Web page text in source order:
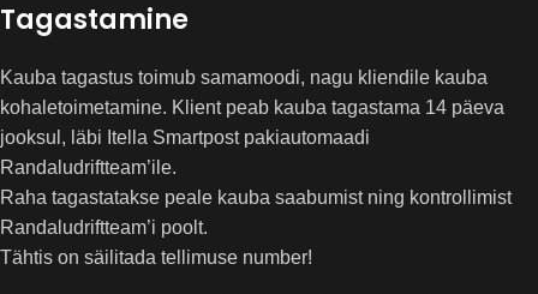
Tagastamine
Kauba tagastus toimub samamoodi, nagu kliendile kauba
kohaletoimetamine. Klient peab kauba tagastama 14 päeva
jooksul, läbi Itella Smartpost pakiautomaadi
Randaludriftteam’ile.
Raha tagastatakse peale kauba saabumist ning kontrollimist
Randaludriftteam’i poolt.
Tähtis on säilitada tellimuse number!